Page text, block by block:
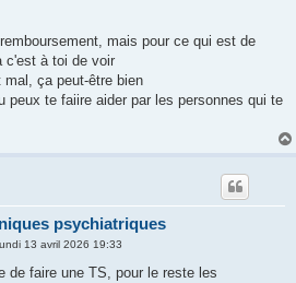
mais pour ce qui est de
c'est à toi de voir
ça peut-être bien
peux te faiire aider par les personnes qui te
psychiatriques
13 avril 2026 19:33
de faire une TS, pour le reste les